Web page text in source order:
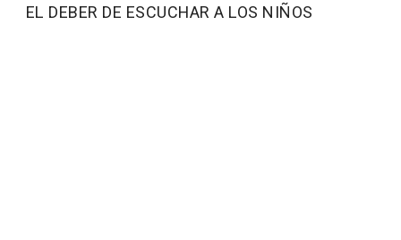
EL DEBER DE ESCUCHAR A LOS NIÑOS